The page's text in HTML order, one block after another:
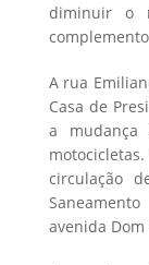
diminuir o
A rua
Casa de
a mudança
circulação
avenida